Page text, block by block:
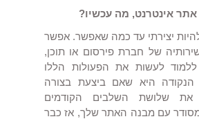
אינטרנט, מה עכשיו?
יצירתי עד כמה שאפשר. אפשר
של חברת פירסום או תוכן,
לעשות את הפעולות הללו
הנקודה היא שאם ביצעת בצורה
את שלושת השלבים הקודמים
עם מבנה האתר שלך, אז כבר